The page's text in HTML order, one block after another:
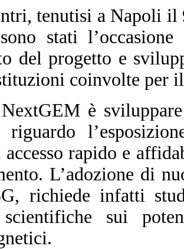
tenutisi a Napoli il
stati
del progetto e
coinvolte per
è
riguardo
rapido e
L’adozione di
richiede infatti
scientifiche sui